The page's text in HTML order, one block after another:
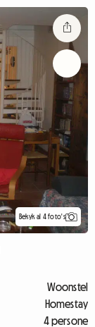
Bekyk al 4 foto's
Woonstel
Homestay
4 persone